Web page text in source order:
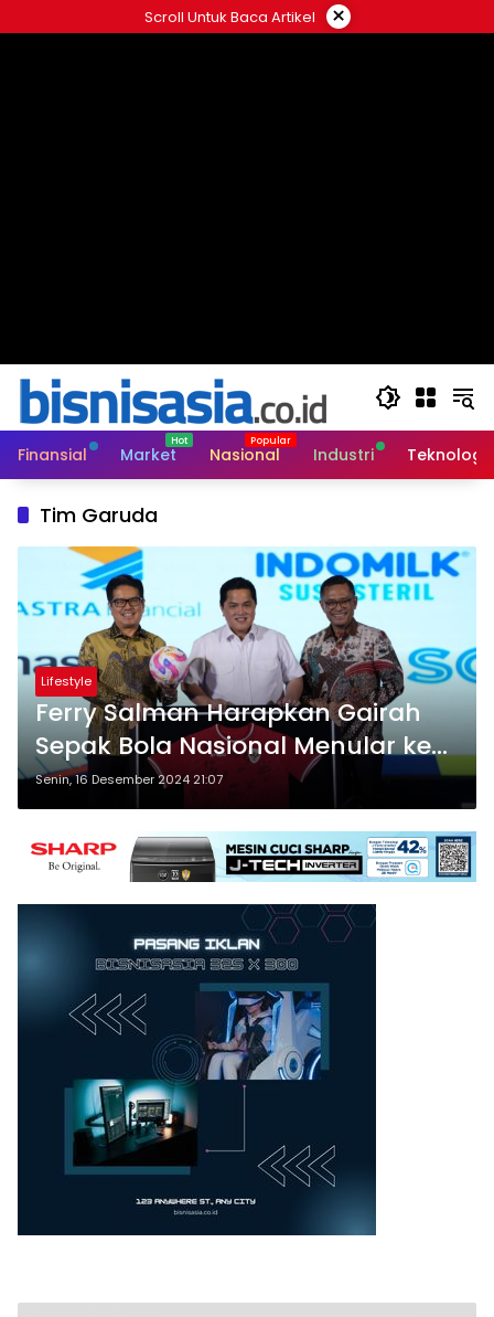
ke
Scroll Untuk Baca Artikel ×
Finansial Market Nasional Industri Teknologi
Tim Garuda
Lifestyle
Ferry Salman Harapkan Gairah
Sepak Bola Nasional Menular ke
Sektor Lain
Senin, 16 Desember 2024 21:07